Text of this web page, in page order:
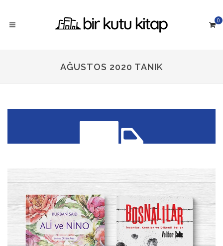
0
AĞUSTOS 2020 TANIK
300 TL üzeri siparişlerinizde
KARGO ÜCRETSİZ!